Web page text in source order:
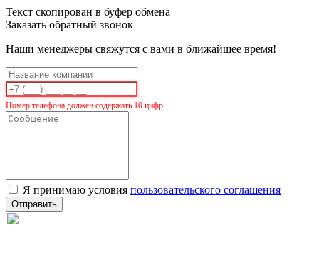
Текст скопирован в буфер обмена
Заказать обратный звонок
Наши менеджеры свяжутся с вами в ближайшее время!
Номер телефона должен содержать 10 цифр.
Я принимаю условия пользовательского соглашения
Отправить